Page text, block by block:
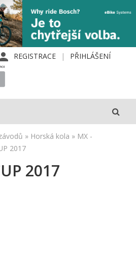
REGISTRACE PŘIHLÁŠENÍ
» Horská kola » MX -
2017
2017